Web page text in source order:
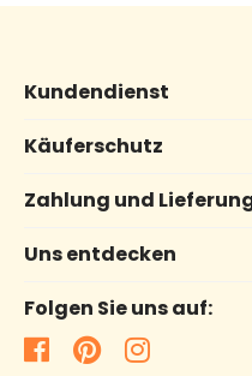
Kundendienst
Käuferschutz
Zahlung und
Uns entdecken
Folgen Sie uns auf: